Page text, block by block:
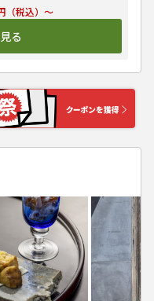
（税込）～
る